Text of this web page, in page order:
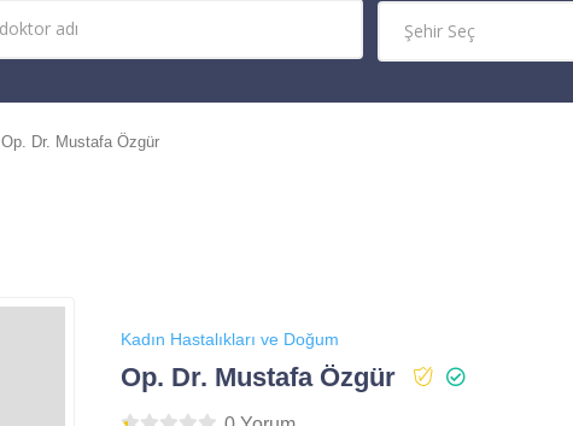
Op. Dr. Mustafa Özgür
Kadın Hastalıkları ve Doğum
Op. Dr. Mustafa Özgür